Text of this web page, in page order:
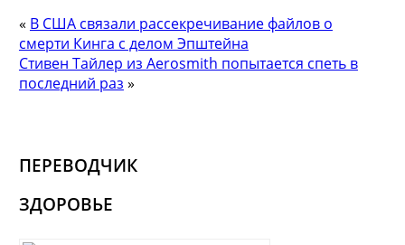
« В США связали рассекречивание файлов о
смерти Кинга с делом Эпштейна
Стивен Тайлер из Aerosmith попытается спеть в
последний раз »
ПЕРЕВОДЧИК
ЗДОРОВЬЕ